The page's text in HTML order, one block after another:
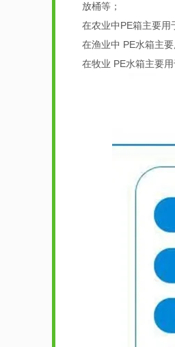
放桶等；
在农业中PE箱主要
在渔业中 PE水箱主
在牧业 PE水箱主要